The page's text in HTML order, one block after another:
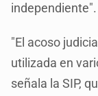
independiente".
"El acoso
utilizada en
señala la SIP,